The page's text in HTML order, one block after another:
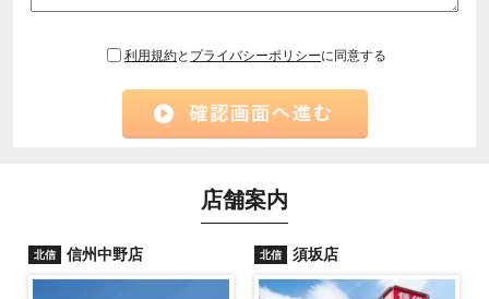
利用規約と プライバシーポリシーに同意する
店舗案内
北信 信州中野店 北信 須坂店